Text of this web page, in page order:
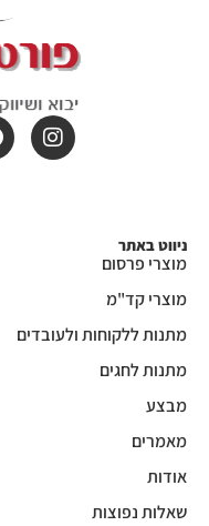
ניווט באתר
מוצרי פרסום
מוצרי קד"מ
מתנות ללקוחות ולעובדים
מתנות לחגים
מבצע
מאמרים
אודות
שאלות נפוצות